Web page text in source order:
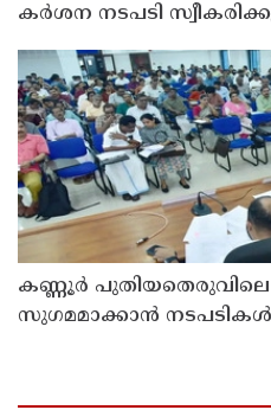
കർശന നടപടി
കണ്ണൂർ പുതിയതെരുവിലെ
സുഗമമാക്കാന്‍ നടപടികള്‍